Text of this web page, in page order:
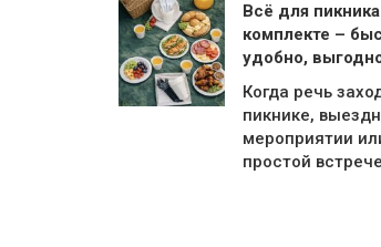
Всё для
комплекте –
удобно,
Когда речь
пикнике,
мероприятии
простой